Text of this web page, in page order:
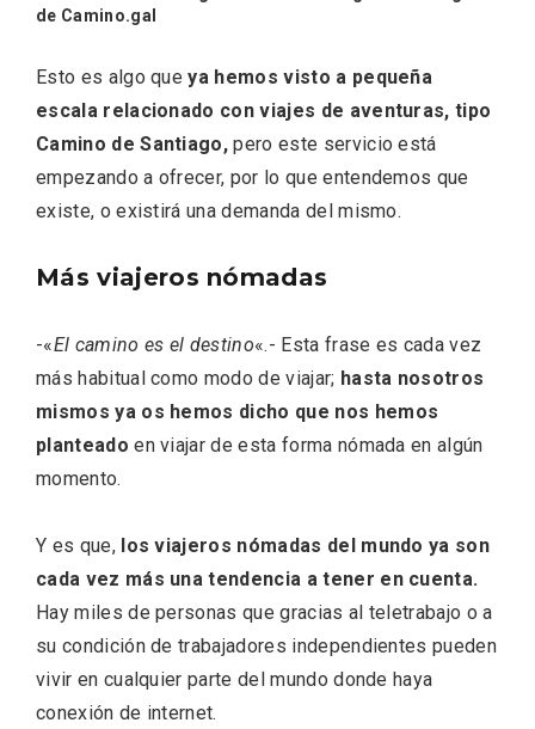
de Camino.gal
Esto es algo queya hemos visto a pequeña
escala relacionado con viajes de aventuras, tipo
Camino de Santiago, pero este servicio está
empezando a ofrecer, por lo que entendemos que
existe, o existirá una demanda del mismo.
Más viajeros nómadas
-«El camino es el destino«.- Esta frase es cada vez
más habitual como modo de viajar; hasta nosotros
mismos ya os hemos dicho que nos hemos
planteado en viajar de esta forma nómada en algún
momento.
Y es que, los viajeros nómadas del mundo ya son
cada vez más una tendencia a tener en cuenta.
Hay miles de personas que gracias al teletrabajo o a
su condición de trabajadores independientes pueden
vivir en cualquier parte del mundo donde haya
conexión de internet.
VII Feria del Vino de Sotillo 2026 ‘Sotillo,
el Vino y Yo’
Feria del Vino de Toro 2026; descubre